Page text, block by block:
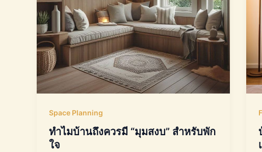
Space Planning
ทำไมบ้านถึงควรมี “มุมสงบ” สำหรับพัก
ใจ